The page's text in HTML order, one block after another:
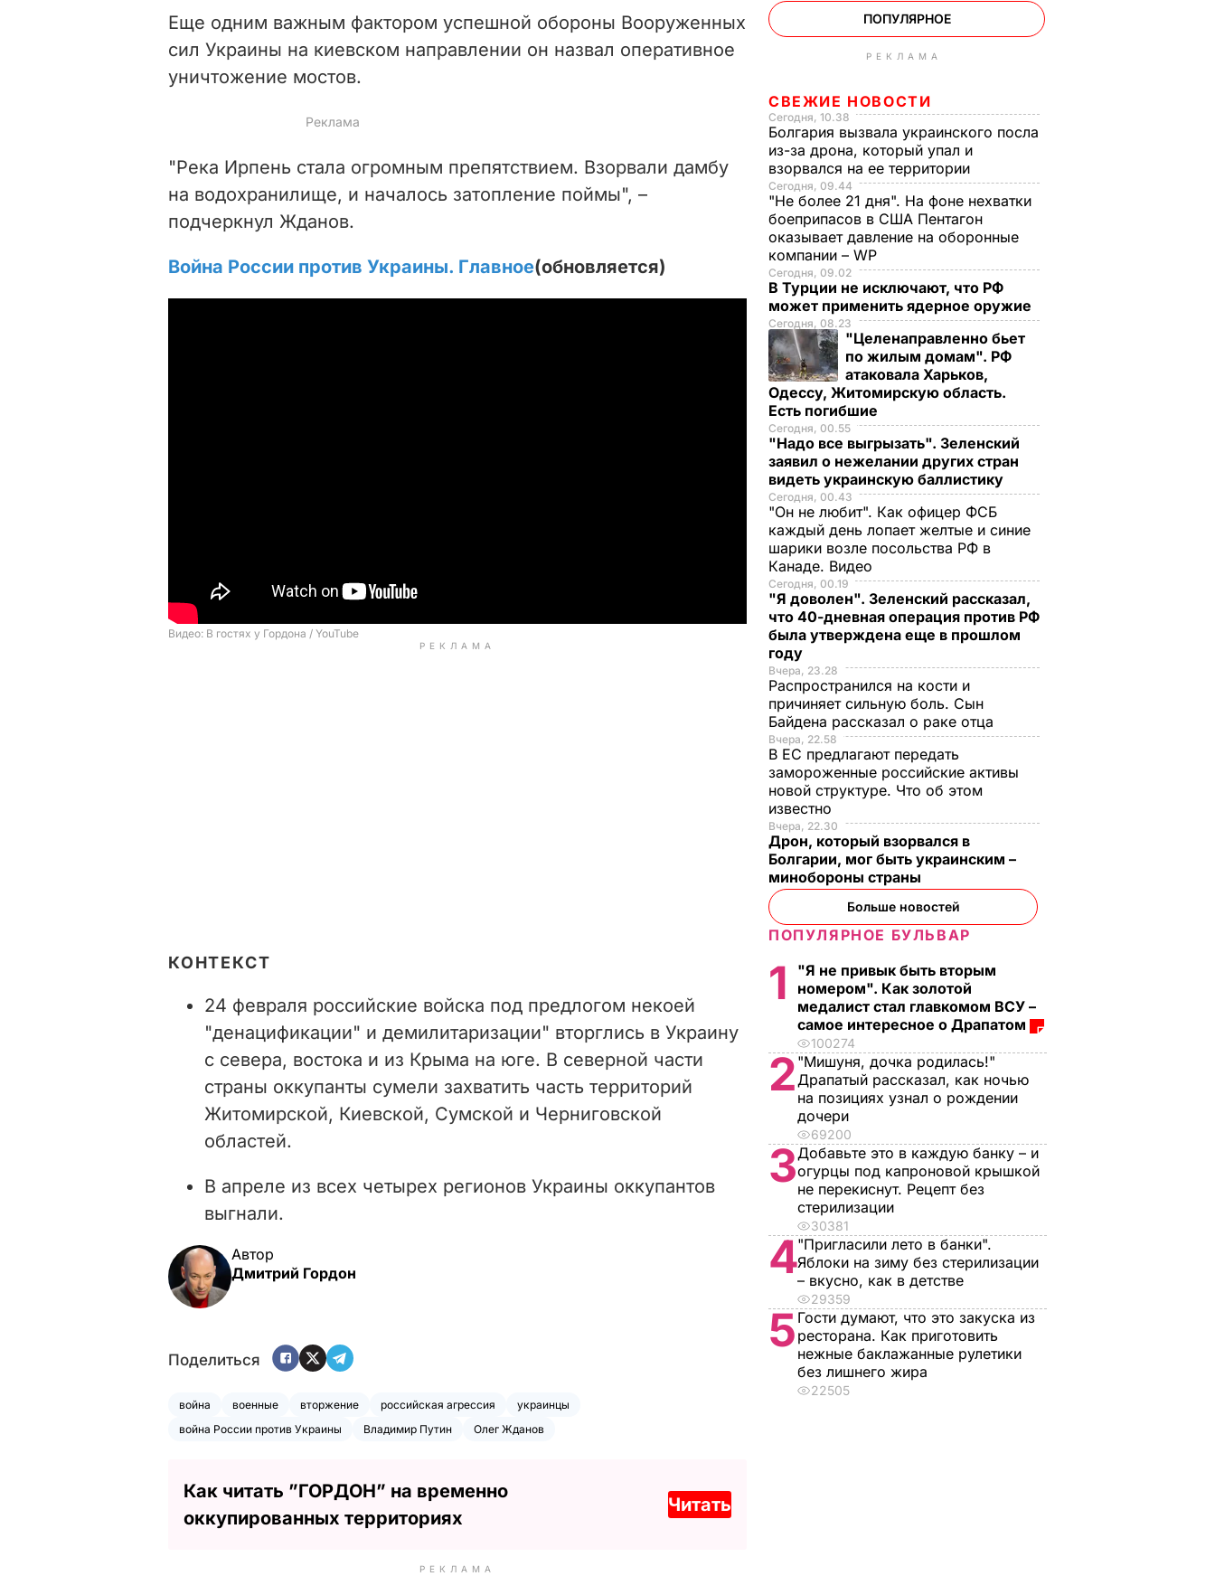
Еще одним важным фактором успешной обороны Вооруженных
сил Украины на киевском направлении он назвал оперативное
уничтожение мостов.
"Река Ирпень стала огромным препятствием. Взорвали дамбу
на водохранилище, и началось затопление поймы", –
подчеркнул Жданов.
Война России против Украины. Главное(обновляется)
РЕКЛАМА
КОНТЕКСТ
24 февраля российские войска под предлогом некоей
"денацификации" и демилитаризации" вторглись в Украину
с севера, востока и из Крыма на юге. В северной части
страны оккупанты сумели захватить часть территорий
Житомирской, Киевской, Сумской и Черниговской
областей.
В апреле из всех четырех регионов Украины оккупантов
выгнали.
Автор
Дмитрий Гордон
Поделиться
война военные вторжение российская агрессия
украинцы
война России против Украины
Владимир Путин Олег Жданов
Как читать ”ГОРДОН” на временно
оккупированных территориях
Читать
РЕКЛАМА
ПОПУЛЯРНОЕ
РЕКЛАМА
СВЕЖИЕ НОВОСТИ
Сегодня, 10.38
Болгария вызвала украинского посла
из-за дрона, который упал и
взорвался на ее территории
Сегодня, 09.44
"Не более 21 дня". На фоне нехватки
боеприпасов в США Пентагон
оказывает давление на оборонные
компании – WP
Сегодня, 09.02
В Турции не исключают, что РФ
может применить ядерное оружие
Сегодня, 08.23
"Целенаправленно бьет
по жилым домам". РФ
атаковала Харьков,
Одессу, Житомирскую область.
Есть погибшие
Сегодня, 00.55
"Надо все выгрызать". Зеленский
заявил о нежелании других стран
видеть украинскую баллистику
Сегодня, 00.43
"Он не любит". Как офицер ФСБ
каждый день лопает желтые и синие
шарики возле посольства РФ в
Канаде. Видео
Сегодня, 00.19
"Я доволен". Зеленский рассказал,
что 40-дневная операция против РФ
была утверждена еще в прошлом
году
Вчера, 23.28
Распространился на кости и
причиняет сильную боль. Сын
Байдена рассказал о раке отца
Вчера, 22.58
В ЕС предлагают передать
замороженные российские активы
новой структуре. Что об этом
известно
Вчера, 22.30
Дрон, который взорвался в
Болгарии, мог быть украинским –
минобороны страны
Больше новостей
ПОПУЛЯРНОЕ БУЛЬВАР
1
"Я не привык быть вторым
номером". Как золотой
медалист стал главкомом ВСУ –
самое интересное о Драпатом
100274
2 "Мишуня, дочка родилась!"
Драпатый рассказал, как ночью
на позициях узнал о рождении
дочери
69200
3Добавьте это в каждую банку – и
огурцы под капроновой крышкой
не перекиснут. Рецепт без
стерилизации
30381
4"Пригласили лето в банки".
Яблоки на зиму без стерилизации
– вкусно, как в детстве
29359
5 Гости думают, что это закуска из
ресторана. Как приготовить
нежные баклажанные рулетики
без лишнего жира
22505